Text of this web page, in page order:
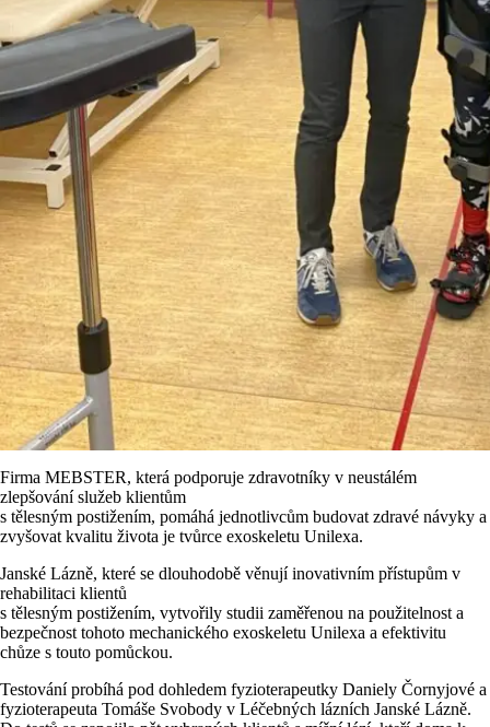
Firma MEBSTER, která podporuje zdravotníky v neustálém
zlepšování služeb klientům
s tělesným postižením, pomáhá jednotlivcům budovat zdravé návyky a
zvyšovat kvalitu života je tvůrce exoskeletu Unilexa.
Janské Lázně, které se dlouhodobě věnují inovativním přístupům v
rehabilitaci klientů
s tělesným postižením, vytvořily studii zaměřenou na použitelnost a
bezpečnost tohoto mechanického exoskeletu Unilexa a efektivitu
chůze s touto pomůckou.
Testování probíhá pod dohledem fyzioterapeutky Daniely Čornyjové a
fyzioterapeuta Tomáše Svobody v Léčebných lázních Janské Lázně.